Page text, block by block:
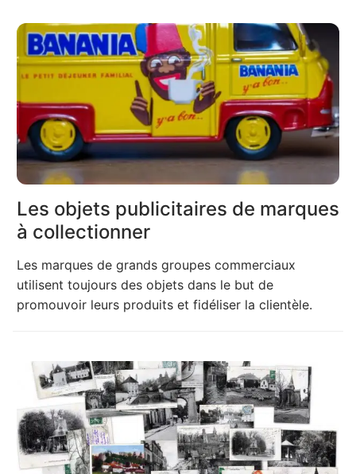
Les objets publicitaires de marques
à collectionner
Les marques de grands groupes commerciaux
utilisent toujours des objets dans le but de
promouvoir leurs produits et fidéliser la clientèle.